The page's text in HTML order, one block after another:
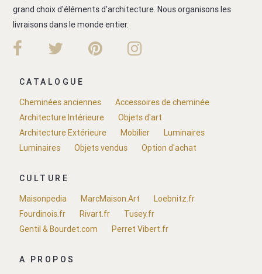
grand choix d'éléments d'architecture. Nous organisons les
livraisons dans le monde entier.
CATALOGUE
Cheminées anciennes
Accessoires de cheminée
Architecture Intérieure
Objets d'art
Architecture Extérieure
Mobilier
Luminaires
Luminaires
Objets vendus Option d'achat
CULTURE
Maisonpedia
MarcMaison.Art
Loebnitz.fr
Fourdinois.fr
Rivart.fr
Tusey.fr
Gentil & Bourdet.com
Perret Vibert.fr
A PROPOS